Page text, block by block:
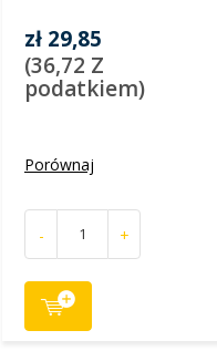
zł 29,85
(36,72 Z
podatkiem)
Porównaj
- +